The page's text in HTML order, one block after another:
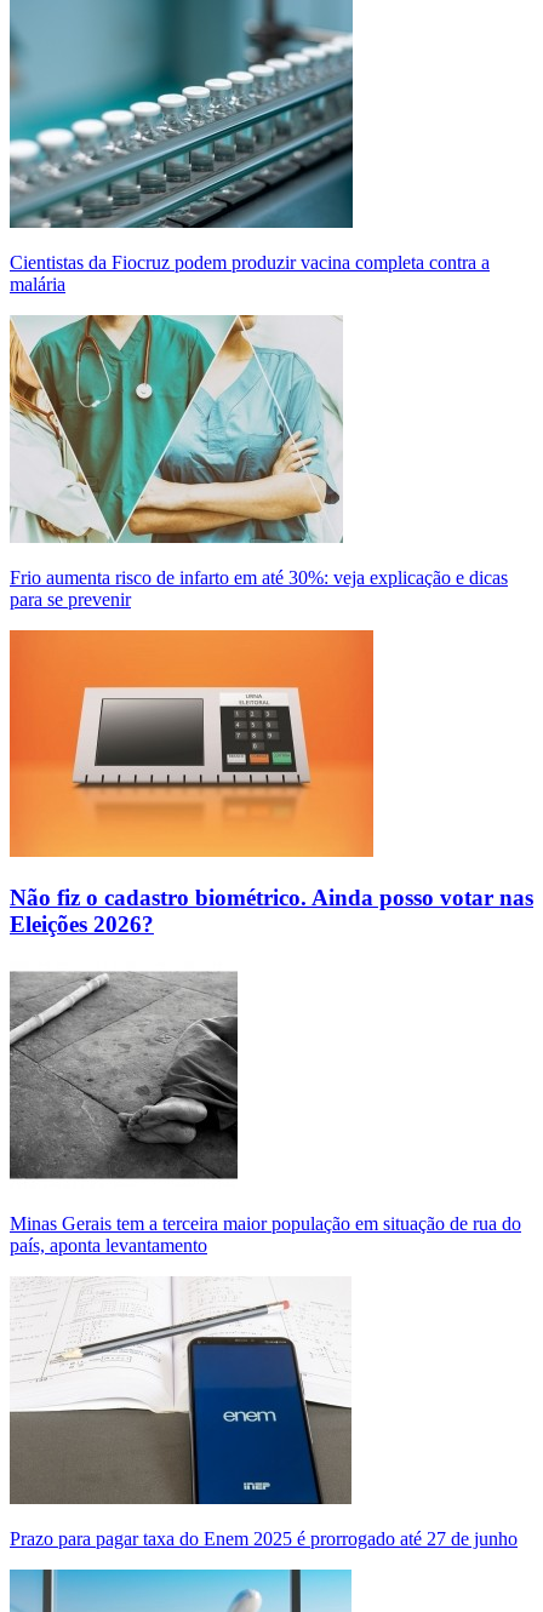
Cientistas da Fiocruz podem produzir vacina completa contra a
malária
Frio aumenta risco de infarto em até 30%: veja explicação e dicas
para se prevenir
Não fiz o cadastro biométrico. Ainda posso votar nas
Eleições 2026?
Minas Gerais tem a terceira maior população em situação de rua do
país, aponta levantamento
Prazo para pagar taxa do Enem 2025 é prorrogado até 27 de junho